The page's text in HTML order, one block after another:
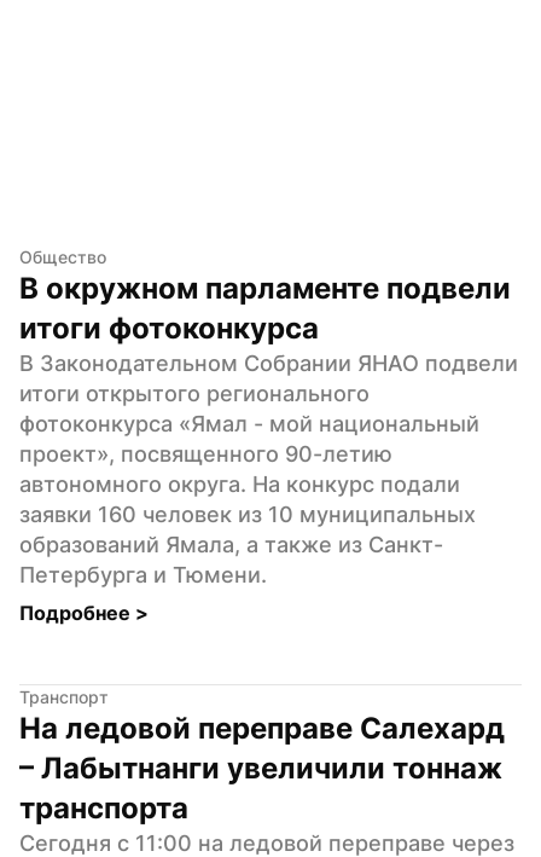
Общество
В окружном парламенте подвели
итоги фотоконкурса
В Законодательном Собрании ЯНАО подвели
итоги открытого регионального
фотоконкурса «Ямал - мой национальный
проект», посвященного 90-летию
автономного округа. На конкурс подали
заявки 160 человек из 10 муниципальных
образований Ямала, а также из Санкт-
Петербурга и Тюмени.
Подробнее >
Транспорт
На ледовой переправе Салехард
– Лабытнанги увеличили тоннаж
транспорта
Сегодня с 11:00 на ледовой переправе через